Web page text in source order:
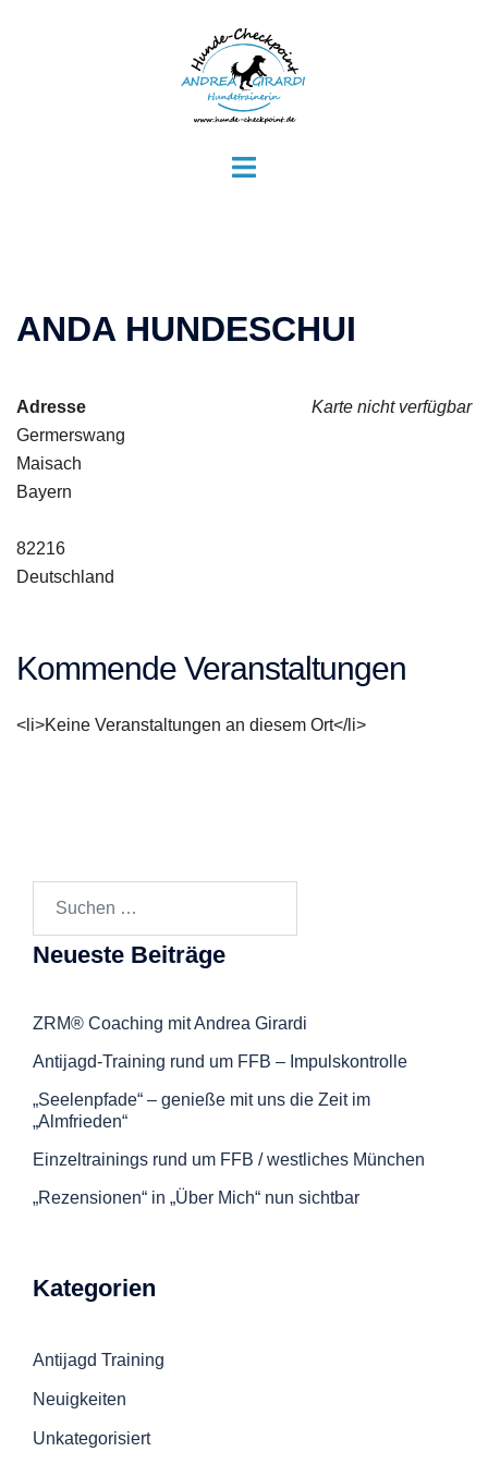
Menü
ANDA HUNDESCHUI
Karte nicht verfügbar
Adresse
Germerswang
Maisach
Bayern
82216
Deutschland
Kommende Veranstaltungen
<li>Keine Veranstaltungen an diesem Ort</li>
Neueste Beiträge
ZRM® Coaching mit Andrea Girardi
Antijagd-Training rund um FFB – Impulskontrolle
„Seelenpfade“ – genieße mit uns die Zeit im
„Almfrieden“
Einzeltrainings rund um FFB / westliches München
„Rezensionen“ in „Über Mich“ nun sichtbar
Kategorien
Antijagd Training
Neuigkeiten
Unkategorisiert